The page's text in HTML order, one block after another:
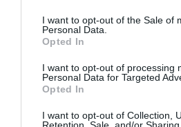
I want to opt-out of the Sale of
Personal Data.
Opted In
I want to opt-out of processing
Personal Data for Targeted
Opted In
I want to opt-out of Collection,
Retention, Sale, and/or
aprofitant el bon clima durant
Vallet.
Afegir
Google de forma
Estigues informat amb les